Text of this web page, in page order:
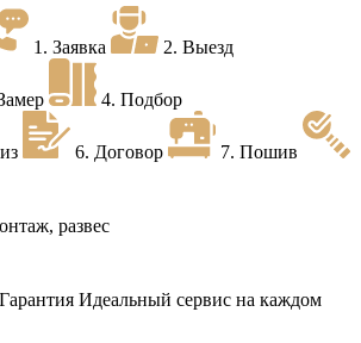
1. Заявка 2. Выезд
4. Подбор
6. Договор 7. Пошив
развес
Гарантия Идеальный сервис на каждом